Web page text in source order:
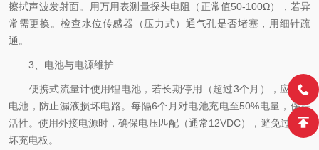
擦拭声波发射面。用万用表测量探头电阻（正常值50-100Ω），若异
常需更换。检查水位传感器（压力式）通气孔是否堵塞，用细针疏
通。
3、电池与电源维护
便携式流量计使用锂电池，若长期停用（超过3个月），应取出
电池，防止漏液损坏电路。每隔6个月对电池充电至50%电量，保持
活性。使用外接电源时，确保电压匹配（通常12VDC），避免过压损
坏充电板。